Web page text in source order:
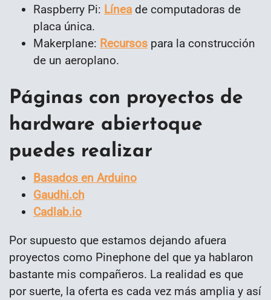
Raspberry Pi: Línea de computadoras de
placa única.
Makerplane: Recursos para la construcción
de un aeroplano.
Páginas con proyectos de
hardware abiertoque
puedes realizar
Basados en Arduino
Gaudhi.ch
Cadlab.io
Por supuesto que estamos dejando afuera
proyectos como Pinephone del que ya hablaron
bastante mis compañeros. La realidad es que
por suerte, la oferta es cada vez más amplia y así